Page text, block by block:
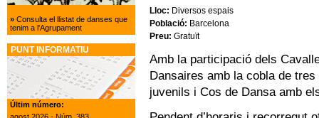
Lloc: Diversos espais
Població: Barcelona
Preu: Gratuït
Amb la participació dels
Dansaires amb la cobla de
juvenils i Cos de Dansa amb
»Consulta el llistat de danses que
tenim a l'Agrupament
PUNT INFORMATIU
Últim número: